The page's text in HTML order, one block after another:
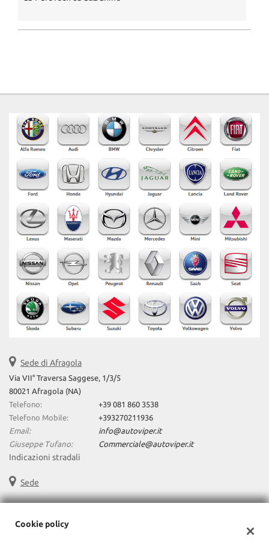
Sede di Afragola
Via VII° Traversa Saggese, 1/3/5
80021 Afragola (NA)
Telefono:
+39 081 860 3538
Telefono Mobile:
+393270211936
Email:
info@autoviper.it
Giuseppe Tufano:
Commerciale@autoviper.it
Indicazioni stradali
Sede
Dati fiscali:
Cookie policy